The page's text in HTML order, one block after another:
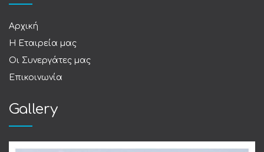
Αρχική
Η Εταιρεία μας
Οι Συνεργάτες μας
Επικοινωνία
Gallery